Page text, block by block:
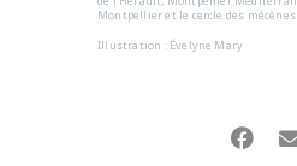
Montpellier et le cercle des
Illustration : Évelyne Mary